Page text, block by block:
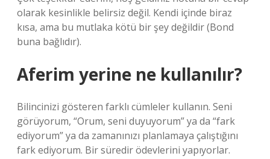
olarak kesinlikle belirsiz değil. Kendi içinde biraz
kısa, ama bu mutlaka kötü bir şey değildir (Bond
buna bağlıdır).
Aferim yerine ne kullanılır?
Bilincinizi gösteren farklı cümleler kullanın. Seni
görüyorum, “Orum, seni duyuyorum” ya da “fark
ediyorum” ya da zamanınızı planlamaya çalıştığını
fark ediyorum. Bir süredir ödevlerini yapıyorlar.